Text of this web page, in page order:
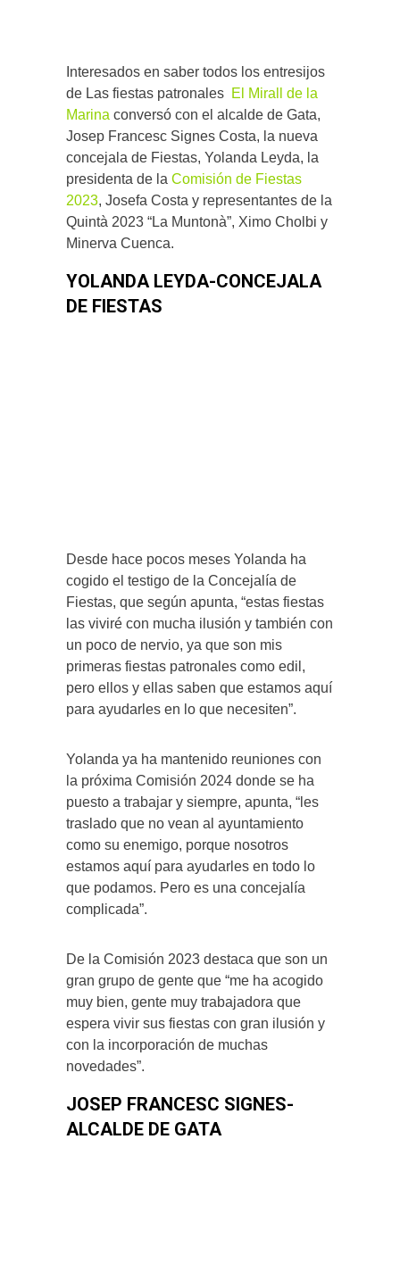
Interesados en saber todos los entresijos
de Las fiestas patronales El Mirall de la
Marina conversó con el alcalde de Gata,
Josep Francesc Signes Costa, la nueva
concejala de Fiestas, Yolanda Leyda, la
presidenta de la Comisión de Fiestas
2023, Josefa Costa y representantes de la
Quintà 2023 “La Muntonà”, Ximo Cholbi y
Minerva Cuenca.
YOLANDA LEYDA-CONCEJALA
DE FIESTAS
Desde hace pocos meses Yolanda ha
cogido el testigo de la Concejalía de
Fiestas, que según apunta, “estas fiestas
las viviré con mucha ilusión y también con
un poco de nervio, ya que son mis
primeras fiestas patronales como edil,
pero ellos y ellas saben que estamos aquí
para ayudarles en lo que necesiten”.
Yolanda ya ha mantenido reuniones con
la próxima Comisión 2024 donde se ha
puesto a trabajar y siempre, apunta, “les
traslado que no vean al ayuntamiento
como su enemigo, porque nosotros
estamos aquí para ayudarles en todo lo
que podamos. Pero es una concejalía
complicada”.
De la Comisión 2023 destaca que son un
gran grupo de gente que “me ha acogido
muy bien, gente muy trabajadora que
espera vivir sus fiestas con gran ilusión y
con la incorporación de muchas
novedades”.
JOSEP FRANCESC SIGNES-
ALCALDE DE GATA